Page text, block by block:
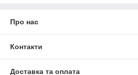
Про нас
Контакти
Доставка та оплата